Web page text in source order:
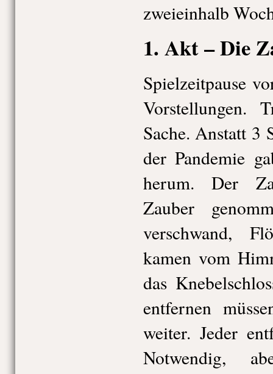
zweieinhalb
1. Akt – Die
Spielzeitpause
Vorstellungen.
Sache. Anstatt 3
der Pandemie
herum. Der
Zauber
verschwand,
kamen vom
das
entfernen
weiter. Jeder
Notwendig,